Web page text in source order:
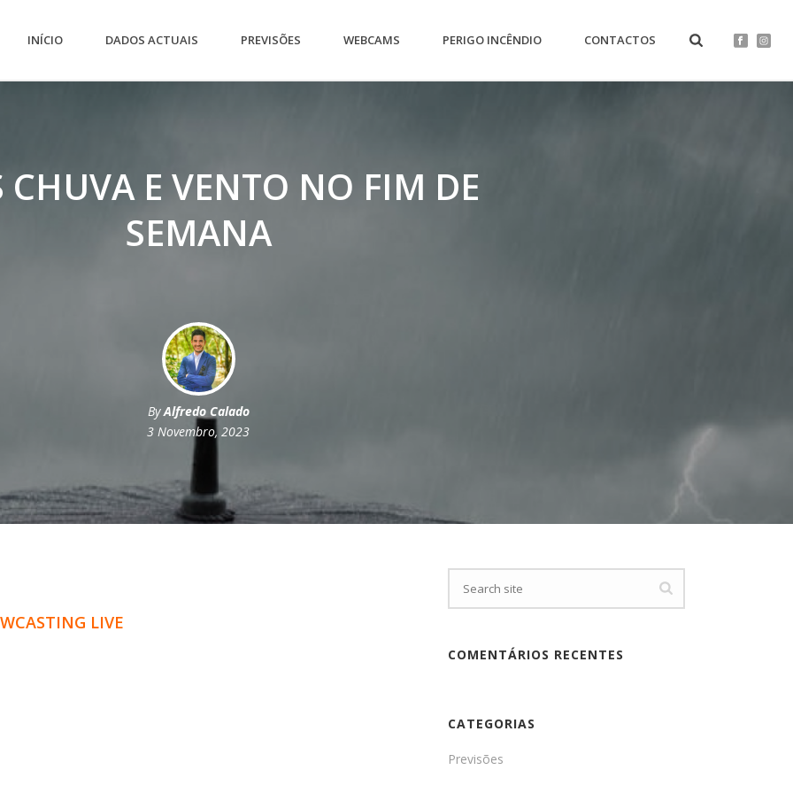
INÍCIO DADOS ACTUAIS PREVISÕES WEBCAMS PERIGO INCÊNDIO CONTACTOS
E VENTO NO FIM DE
SEMANA
ByAlfredo Calado
3 Novembro, 2023
LIVE
COMENTÁRIOS RECENTES
CATEGORIAS
Previsões